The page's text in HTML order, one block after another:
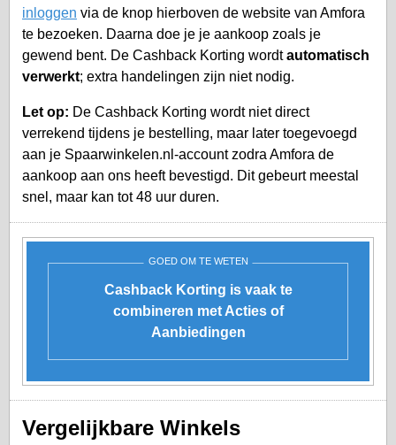
inloggen via de knop hierboven de website van Amfora
te bezoeken. Daarna doe je je aankoop zoals je
gewend bent. De Cashback Korting wordtautomatisch
verwerkt; extra handelingen zijn niet nodig.
Let op: De Cashback Korting wordt niet direct
verrekend tijdens je bestelling, maar later toegevoegd
aan je Spaarwinkelen.nl-accountzodra Amfora de
aankoop aan ons heeft bevestigd. Dit gebeurt meestal
snel, maar kan tot 48 uur duren.
GOED OM TE WETEN
Cashback Korting is vaak te
combineren met Acties of
Aanbiedingen
Vergelijkbare Winkels